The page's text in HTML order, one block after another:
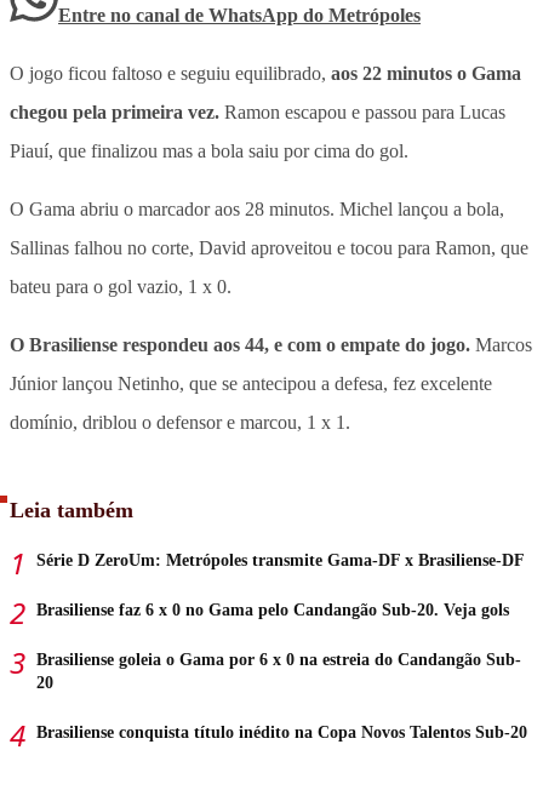
Entre no canal de WhatsApp do Metrópoles
O jogo ficou faltoso e seguiu equilibrado, aos 22 minutos o Gama
chegou pela primeira vez. Ramon escapou e passou para Lucas
Piauí, que finalizou mas a bola saiu por cima do gol.
O Gama abriu o marcador aos 28 minutos. Michel lançou a bola,
Sallinas falhou no corte, David aproveitou e tocou para Ramon, que
bateu para o gol vazio, 1 x 0.
O Brasiliense respondeu aos 44, e com o empate do jogo. Marcos
Júnior lançou Netinho, que se antecipou a defesa, fez excelente
domínio, driblou o defensor e marcou, 1 x 1.
Leia também
Série D ZeroUm: Metrópoles transmite Gama-DF x Brasiliense-DF
Brasiliense faz 6 x 0 no Gama pelo Candangão Sub-20. Veja gols
Brasiliense goleia o Gama por 6 x 0 na estreia do Candangão Sub-
20
Brasiliense conquista título inédito na Copa Novos Talentos Sub-20